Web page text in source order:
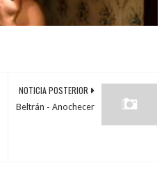
NOTICIA POSTERIOR
Beltrán - Anochecer